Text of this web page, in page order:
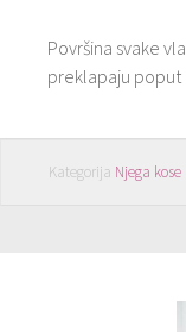
Površina svake
preklapaju poput
Kategorija Njega kose